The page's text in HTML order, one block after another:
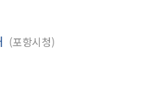
포항시청